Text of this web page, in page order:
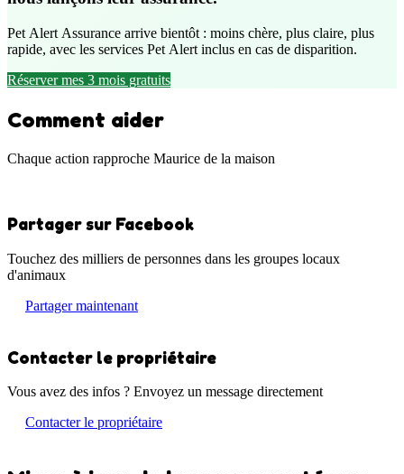
Pet Alert Assurance arrive bientôt : moins chère, plus claire, plus
rapide, avec les services Pet Alert inclus en cas de disparition.
Réserver mes 3 mois gratuits
Comment aider
Chaque action rapproche Maurice de la maison
Partager sur Facebook
Touchez des milliers de personnes dans les groupes locaux
d'animaux
Partager maintenant
Contacter le propriétaire
Vous avez des infos ? Envoyez un message directement
Contacter le propriétaire